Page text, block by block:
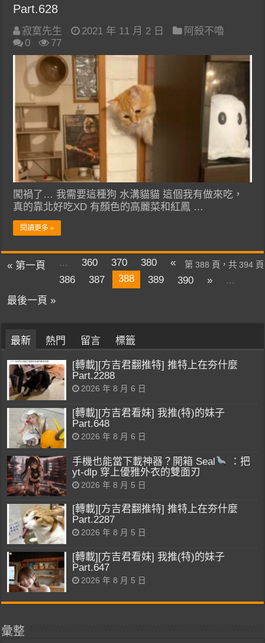
Part.628
寂寞先生 2021 年 11 月 2 日
阿殺不嚕
0
77
闖禍了… 我需要這種狗 水溝貓貓 這個我有做來吃，
真的靠北好吃XD 有顏色的高麗菜和紅鳳 …
閱讀更多 »
第 388 頁，共 394 頁
« 第一頁 ... 360 370 380
«
386
387 388 389 390 »
...
最後一頁 »
最新 熱門 留言 標籤
[轉載][方吉君翻推特] 推特上在夯什麼
Part.2288
2026 年 8 月 6 日
[轉載][方吉君看妹] 我推(特)的妹子
Part.648
2026 年 8 月 6 日
手機也能當下載神器？開箱 Seal
：把
yt-dlp 穿上優雅外衣的雙面刃
2026 年 8 月 5 日
[轉載][方吉君翻推特] 推特上在夯什麼
Part.2287
2026 年 8 月 5 日
[轉載][方吉君看妹] 我推(特)的妹子
Part.647
2026 年 8 月 5 日
彙整